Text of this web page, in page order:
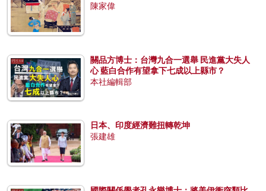
陳家偉
關品方博士：台灣九合一選舉 民進黨大失人
心 藍白合作有望拿下七成以上縣市？
本社編輯部
日本、印度經濟難扭轉乾坤
張建雄